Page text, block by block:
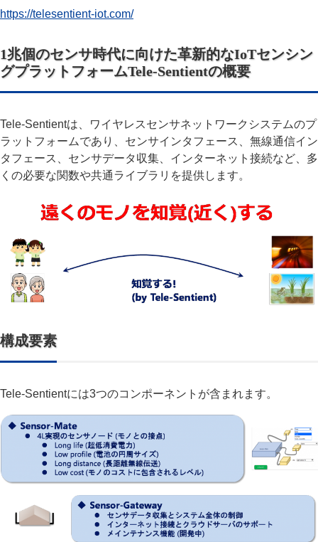
https://telesentient-iot.com/
1兆個のセンサ時代に向けた革新的なIoTセンシン
グプラットフォームTele-Sentientの概要
Tele-Sentientは、ワイヤレスセンサネットワークシステムのプ
ラットフォームであり、センサインタフェース、無線通信イン
タフェース、センサデータ収集、インターネット接続など、多
くの必要な関数や共通ライブラリを提供します。
構成要素
Tele-Sentientには3つのコンポーネントが含まれます。